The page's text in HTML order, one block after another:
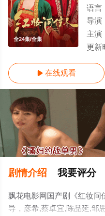
全24集/全集
语言
导演
主演
更新
 在线观看
剧情介绍 我要评分
飘花电影网国产剧《红妆问
导，彦希,蔡卓宜,陈品延,邹